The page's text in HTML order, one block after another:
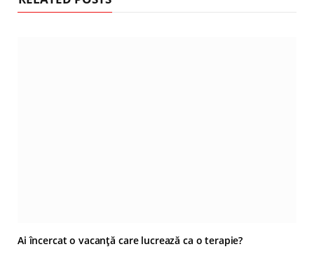
Ai încercat o vacanță care lucrează ca o terapie?